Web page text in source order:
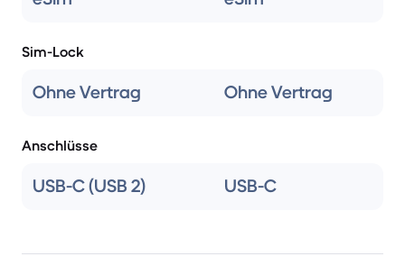
Sim-Lock
Ohne Vertrag Ohne Vertrag
Anschlüsse
USB-C (USB 2) USB-C